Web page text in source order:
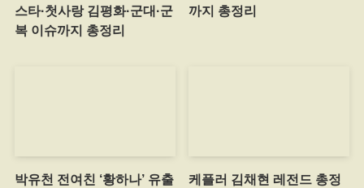
스타·첫사랑 김평화·군대·군
복 이슈까지 총정리
까지 총정리
박유천 전여친 ‘황하나’ 유출
케플러 김채현 레전드 총정